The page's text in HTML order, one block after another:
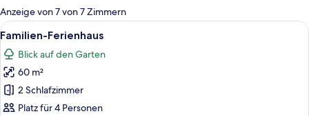
für
Zimmer
Anzeige von 7 von 7 Zimmern
Alle
Fotos
für
Familien-
Ferienhaus
anzeigen
Ein Schlafzimmer mit einem Bett,
9
Familien-Ferienhaus
Blick auf den Garten
60 m²
2 Schlafzimmer
Platz für 4 Personen